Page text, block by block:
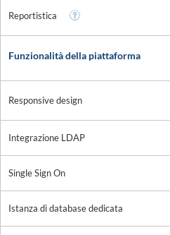
Reportistica
Funzionalità della piattaforma
Responsive design
Integrazione LDAP
Single Sign On
Istanza di database dedicata